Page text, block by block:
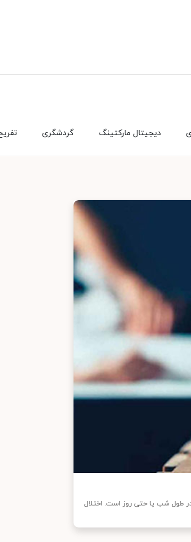
گردشگری دیجیتال مارکتینگ
در طول شب یا حتی روز است. اختلال